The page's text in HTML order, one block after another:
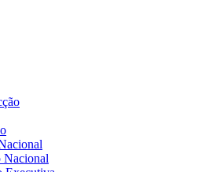
Nacional